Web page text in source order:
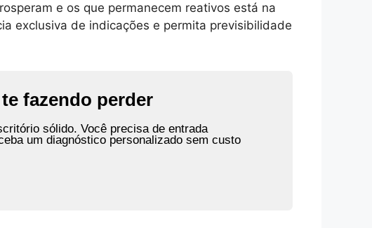
e os que permanecem reativos está na
exclusiva de indicações e permita previsibilidade
fazendo perder
sólido. Você precisa de entrada
um diagnóstico personalizado sem custo